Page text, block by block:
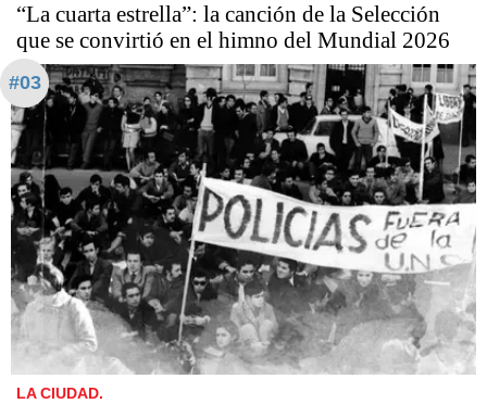
“La cuarta estrella”: la canción de la Selección
que se convirtió en el himno del Mundial 2026
#03
LA CIUDAD.